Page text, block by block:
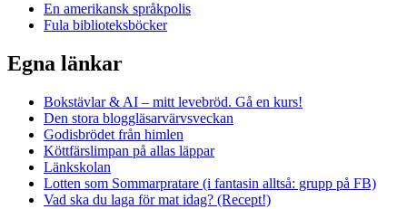
En amerikansk språkpolis
Fula biblioteksböcker
Egna länkar
Bokstävlar & AI – mitt levebröd. Gå en kurs!
Den stora bloggläsarvärvsveckan
Godisbrödet från himlen
Köttfärslimpan på allas läppar
Länkskolan
Lotten som Sommarpratare (i fantasin alltså: grupp på FB)
Vad ska du laga för mat idag? (Recept!)